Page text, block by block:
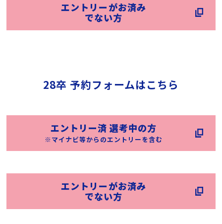
エントリーがお済み
でない方
28卒 予約フォームはこちら
エントリー済 選考中の方
※マイナビ等からのエントリーを含む
エントリーがお済み
でない方